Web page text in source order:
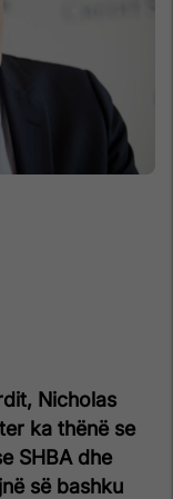
Nicholas
ka thënë se
SHBA dhe
së bashku